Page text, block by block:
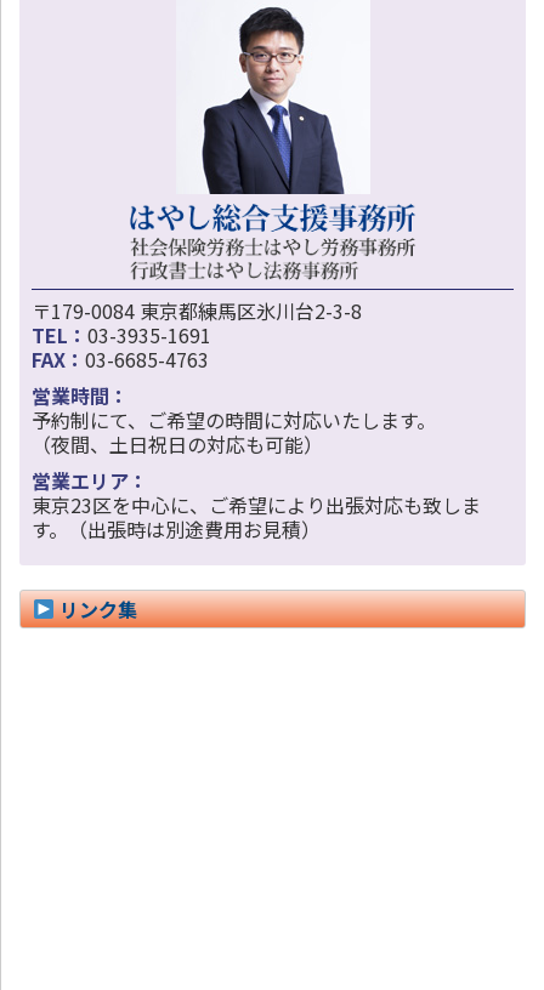
〒179-0084 東京都練馬区氷川台2-3-8
TEL： 03-3935-1691
FAX： 03-6685-4763
営業時間：
予約制にて、ご希望の時間に対応いたします。
（夜間、土日祝日の対応も可能）
営業エリア：
東京23区を中心に、ご希望により出張対応も致しま
す。（出張時は別途費用お見積）
リンク集